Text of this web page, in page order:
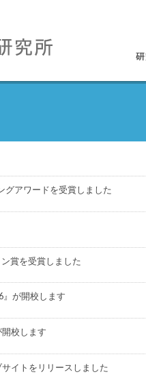
グアワードを受賞しました
賞を受賞しました
』が開校します
校します
イトをリリースしました